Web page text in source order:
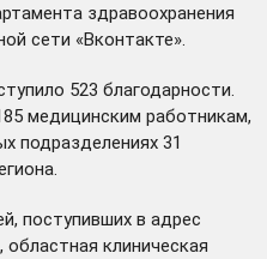
здравоохранения
сети «Вконтакте».
523 благодарности.
медицинским работникам,
подразделениях 31
поступивших в адрес
клиническая